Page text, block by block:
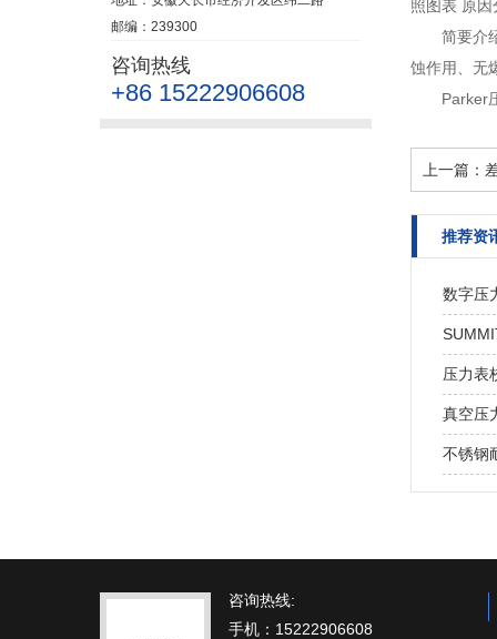
邮编：239300
咨询热线
+86 15222906608
照图表 原
简要介
蚀作用、无
Parker
上一篇：
推荐资
数字压
压力表
真空压
不锈钢
咨询热线:
手机：15222906608